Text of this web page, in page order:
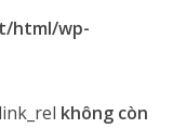
html/wp-
không còn